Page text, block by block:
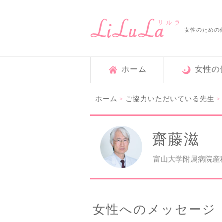
女性のための
ホーム 女性の
ホーム > ご協力いただいている先生 >
齋藤滋
富山大学附属病院
女性へのメッセージ